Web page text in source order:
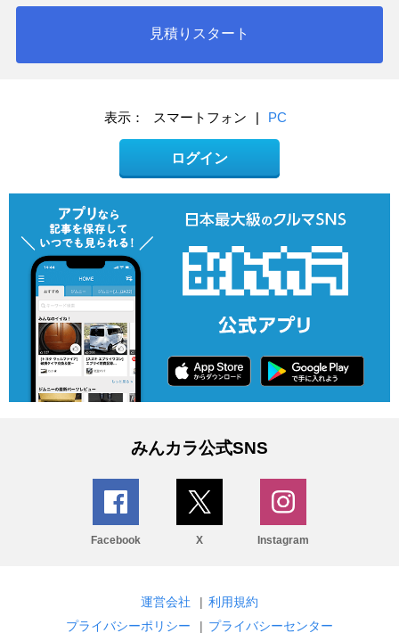
見積りスタート
表示： スマートフォン | PC
ログイン
みんカラ公式SNS
Facebook X Instagram
運営会社 | 利用規約
プライバシーポリシー
| プライバシーセンター